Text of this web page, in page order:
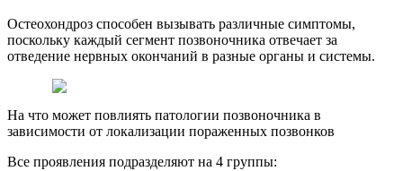
Остеохондроз способен вызывать различные симптомы,
поскольку каждый сегмент позвоночника отвечает за
отведение нервных окончаний в разные органы и системы.
На что может повлиять патологии позвоночника в
зависимости от локализации пораженных позвонков
Все проявления подразделяют на 4 группы: